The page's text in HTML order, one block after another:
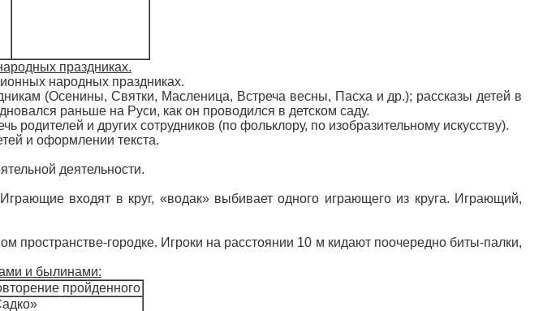
праздниках.
народных праздниках.
(Осенины, Святки, Масленица, Встреча весны, Пасха и др.); рассказы детей в
раньше на Руси, как он проводился в детском саду.
и других сотрудников (по фольклору, по изобразительному искусству).
и оформлении текста.
деятельности.
входят в круг, «водак» выбивает одного играющего из круга. Играющий,
пространстве-городке. Игроки на расстоянии 10 м кидают поочередно биты-палки,
и былинами:
пройденного